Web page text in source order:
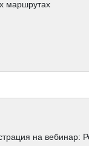
маршрутах
на вебинар: